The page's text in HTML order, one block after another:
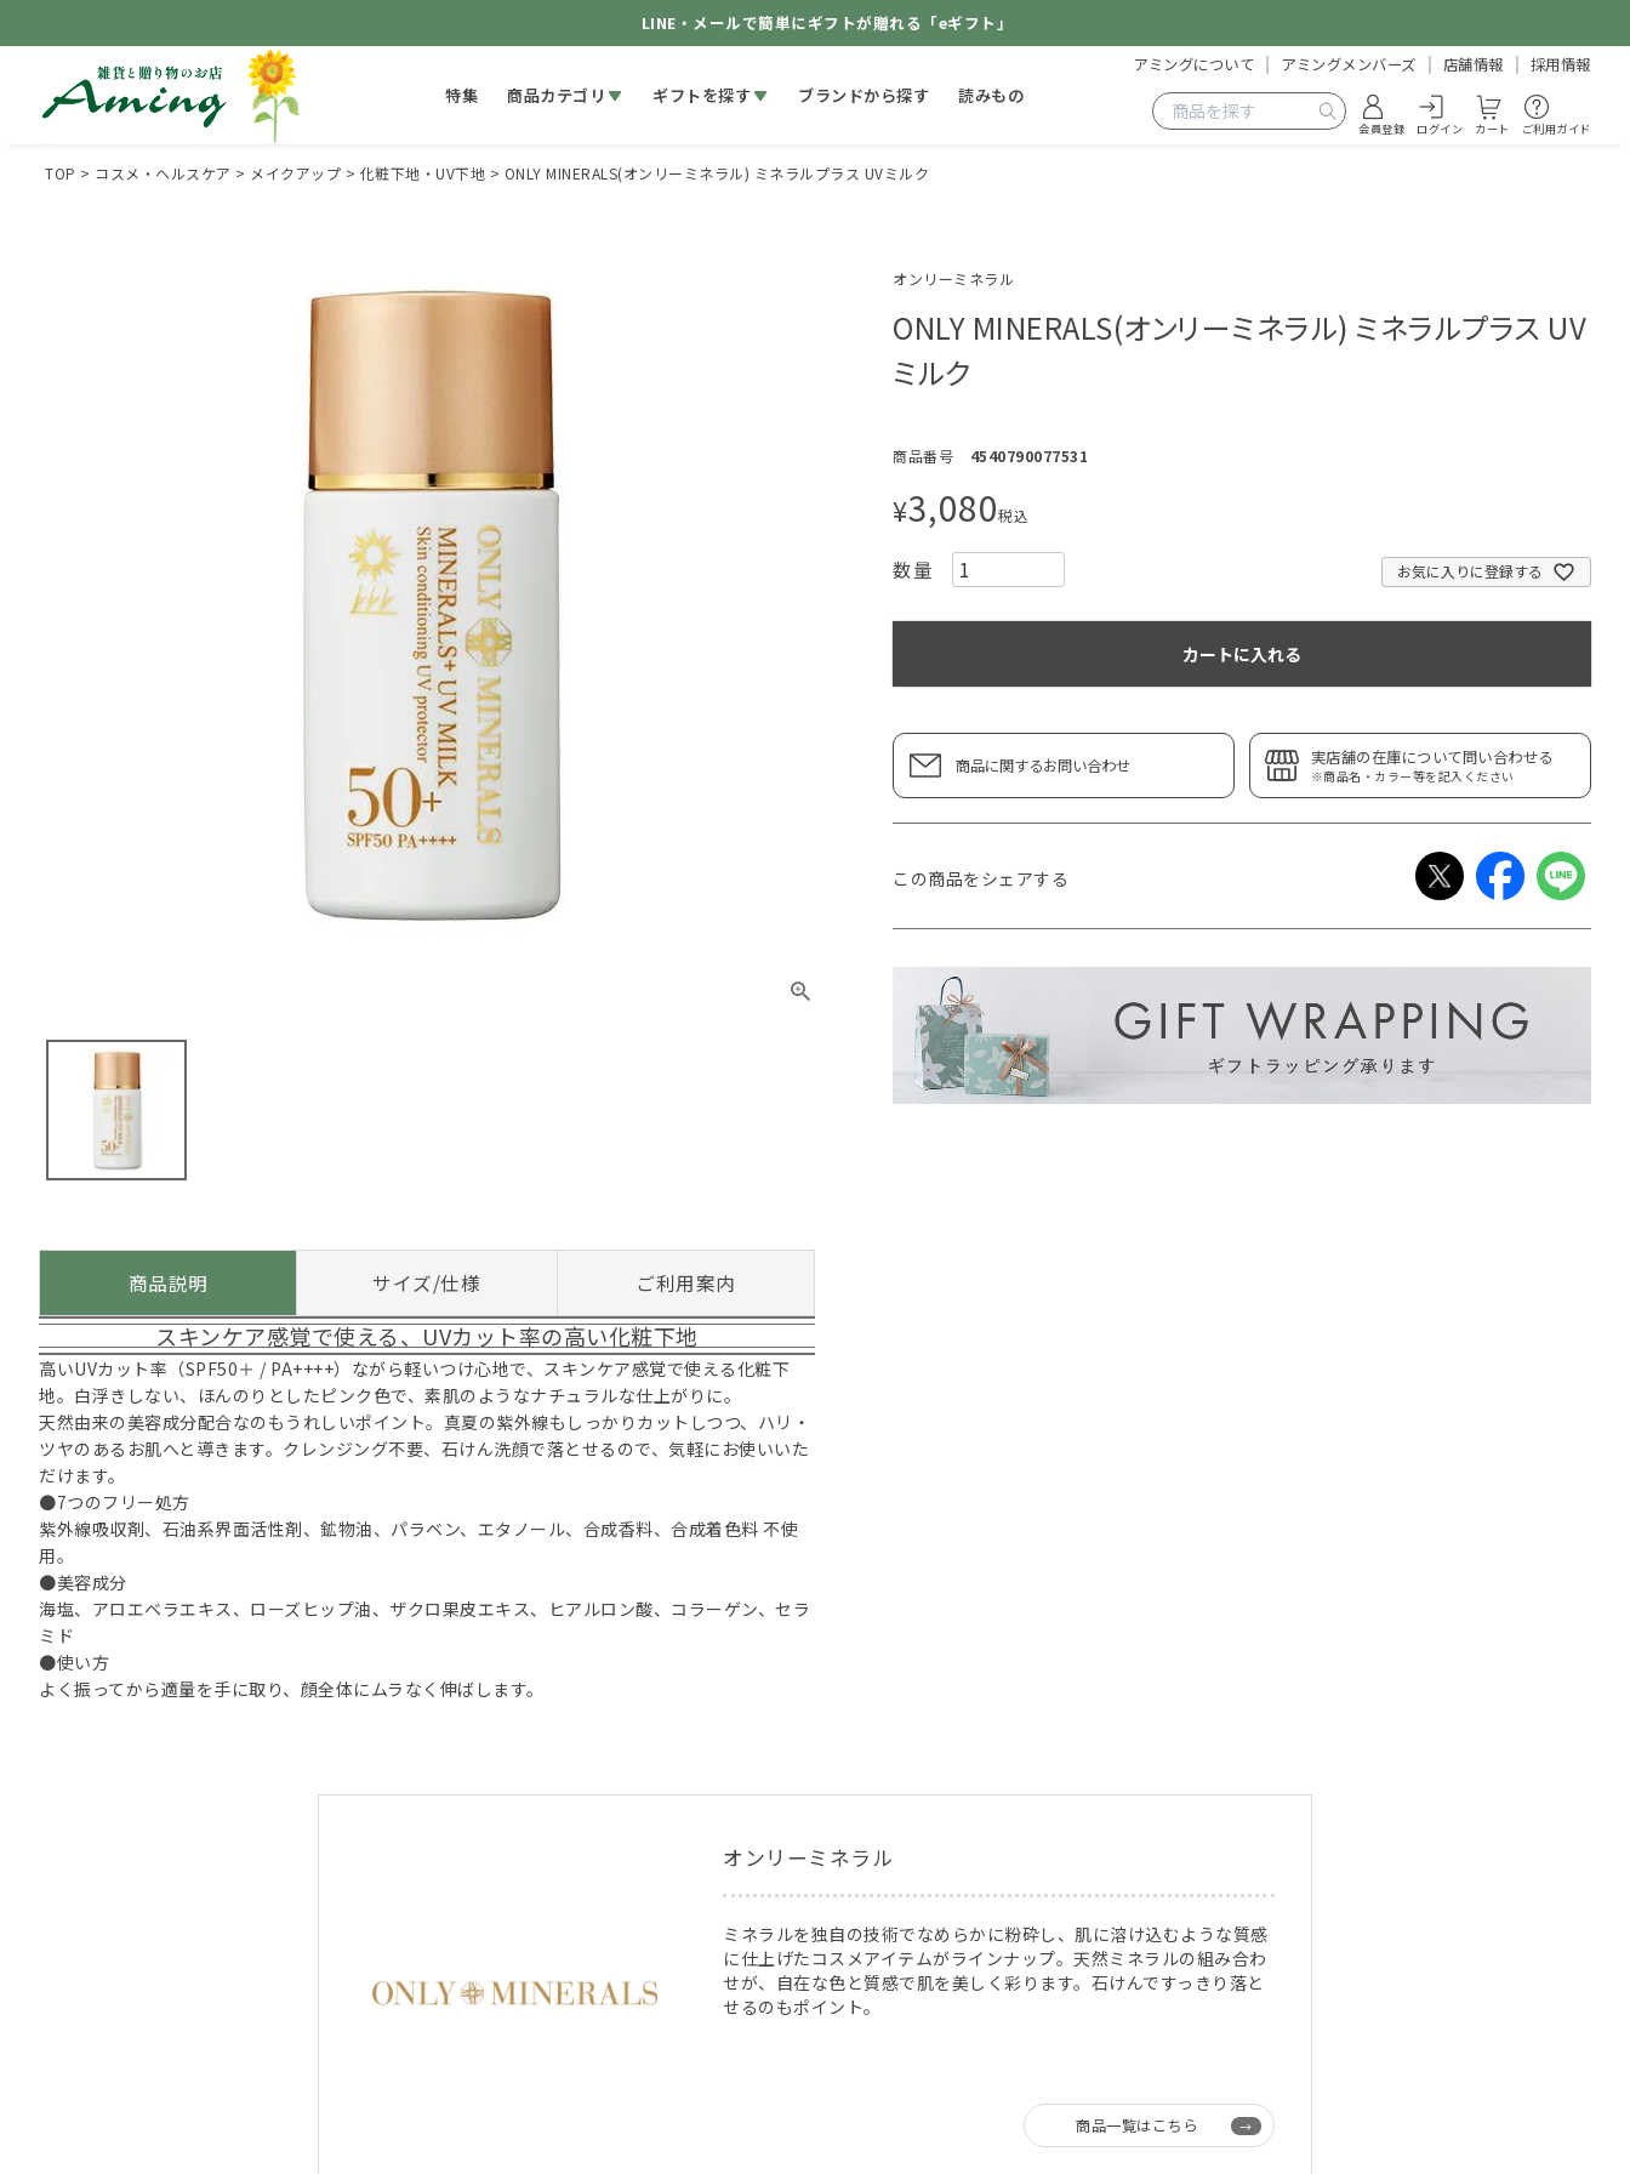
LINE・メールで簡単にギフトが贈れる「eギフト」
特集 商品カテゴリ ギフトを探す ブランドから探す 読みもの
アミングについて アミングメンバーズ 店舗情報 採用情報
会員登録 ログイン カート ご利用ガイド
TOP コスメ・ヘルスケア メイクアップ 化粧下地・UV下地 ONLY MINERALS(オンリーミネラル) ミネラルプラス UVミルク
商品説明 サイズ/仕様 ご利用案内
スキンケア感覚で使える、UVカット率の高い化粧下地
高いUVカット率（SPF50＋ / PA++++）ながら軽いつけ心地で、スキンケア感覚で使える化粧下
地。白浮きしない、ほんのりとしたピンク色で、素肌のようなナチュラルな仕上がりに。
天然由来の美容成分配合なのもうれしいポイント。真夏の紫外線もしっかりカットしつつ、ハリ・
ツヤのあるお肌へと導きます。クレンジング不要、石けん洗顔で落とせるので、気軽にお使いいた
だけます。
●7つのフリー処方
紫外線吸収剤、石油系界面活性剤、鉱物油、パラベン、エタノール、合成香料、合成着色料 不使
用。
●美容成分
海塩、アロエベラエキス、ローズヒップ油、ザクロ果皮エキス、ヒアルロン酸、コラーゲン、セラ
ミド
●使い方
よく振ってから適量を手に取り、顔全体にムラなく伸ばします。
オンリーミネラル
ONLY MINERALS(オンリーミネラル) ミネラルプラス UV
ミルク
商品番号 4540790077531
¥3,080税込
お気に入りに登録する
カートに入れる
商品に関するお問い合わせ 実店舗の在庫について問い合わせる
※商品名・カラー等を記入ください
この商品をシェアする
オンリーミネラル
ミネラルを独自の技術でなめらかに粉砕し、肌に溶け込むような質感
に仕上げたコスメアイテムがラインナップ。天然ミネラルの組み合わ
せが、自在な色と質感で肌を美しく彩ります。石けんですっきり落と
せるのもポイント。
商品一覧はこちら